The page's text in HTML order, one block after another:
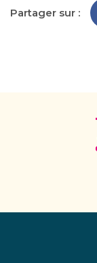
Partager sur :